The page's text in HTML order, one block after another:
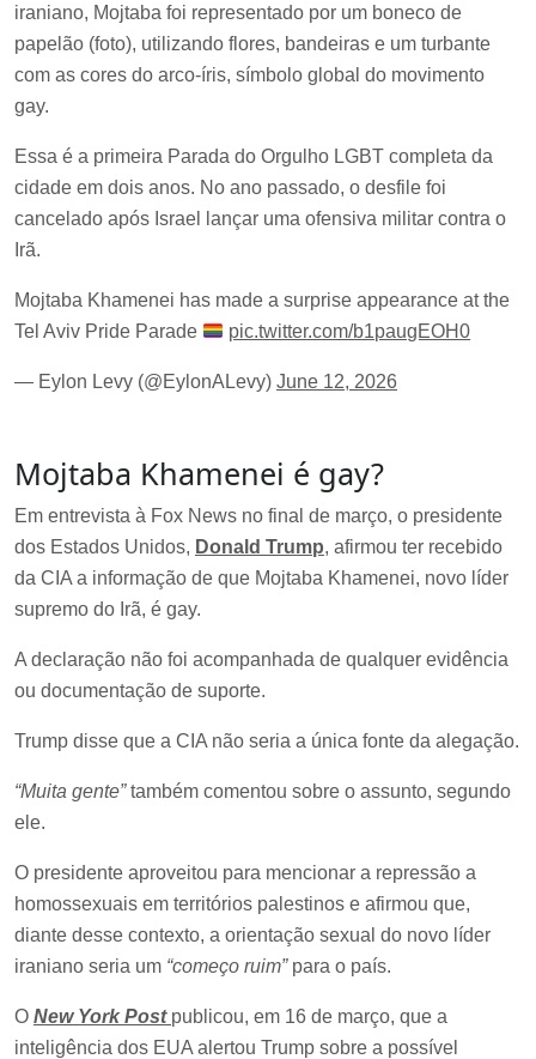
iraniano, Mojtaba foi representado por um boneco de
papelão (foto), utilizando flores, bandeiras e um turbante
com as cores do arco-íris, símbolo global do movimento
gay.
Essa é a primeira Parada do Orgulho LGBT completa da
cidade em dois anos. No ano passado, o desfile foi
cancelado após Israel lançar uma ofensiva militar contra o
Irã.
Mojtaba Khamenei has made a surprise appearance at the
Tel Aviv Pride Parade
pic.twitter.com/b1paugEOH0
— Eylon Levy (@EylonALevy) June 12, 2026
Mojtaba Khamenei é gay?
Em entrevista à Fox News no final de março, o presidente
dos Estados Unidos, Donald Trump, afirmou ter recebido
da CIA a informação de que Mojtaba Khamenei, novo líder
supremo do Irã, é gay.
A declaração não foi acompanhada de qualquer evidência
ou documentação de suporte.
Trump disse que a CIA não seria a única fonte da alegação.
“Muita gente”também comentou sobre o assunto, segundo
ele.
O presidente aproveitou para mencionar a repressão a
homossexuais em territórios palestinos e afirmou que,
diante desse contexto, a orientação sexual do novo líder
iraniano seria um “começo ruim”para o país.
O New York Post publicou, em 16 de março, que a
inteligência dos EUA alertou Trump sobre a possível